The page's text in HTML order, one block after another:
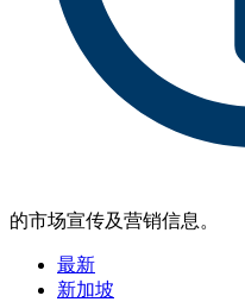
的市场宣传及营销信息。
最新
新加坡